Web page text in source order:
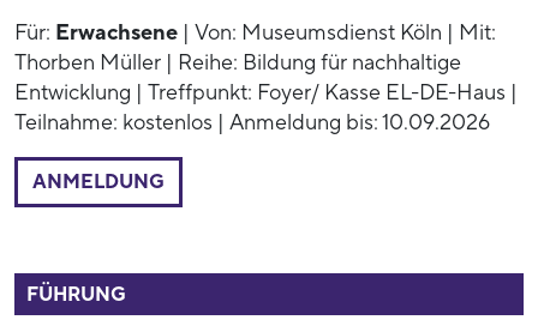
Für: Erwachsene | Von: Museumsdienst Köln | Mit:
Thorben Müller | Reihe: Bildung für nachhaltige
Entwicklung | Treffpunkt: Foyer/ Kasse EL-DE-Haus |
Teilnahme: kostenlos | Anmeldung bis: 10.09.2026
ANMELDUNG
FÜHRUNG